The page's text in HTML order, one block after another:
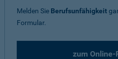
Melden Sie Berufsunfähigkeit
Formular.
zum Online-